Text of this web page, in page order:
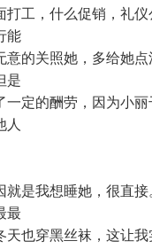
打工，什么促销，礼
能
意的关照她，多给她
是
一定的酬劳，因为小丽
人
是我想睡她，很直接
最
天也穿黑丝袜，这让